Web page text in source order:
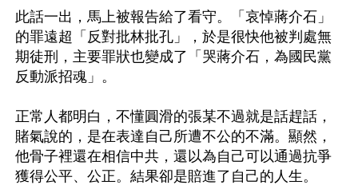
此話一出，馬上被報告給了看守。「哀悼蔣介石」
的罪遠超「反對批林批孔」，於是很快他被判處無
期徒刑，主要罪狀也變成了「哭蔣介石，為國民黨
反動派招魂」。
正常人都明白，不懂圓滑的張某不過就是話趕話，
賭氣說的，是在表達自己所遭不公的不滿。顯然，
他骨子裡還在相信中共，還以為自己可以通過抗爭
獲得公平、公正。結果卻是賠進了自己的人生。